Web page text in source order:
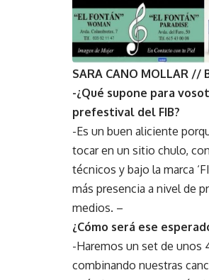
SARA CANO MOLLAR //
-¿Qué supone para
prefestival del FIB?
-Es un buen aliciente
tocar en un sitio chulo,
técnicos y bajo la marca
más presencia a nivel de
medios. –
¿Cómo será ese
-Haremos un set de unos
combinando nuestras